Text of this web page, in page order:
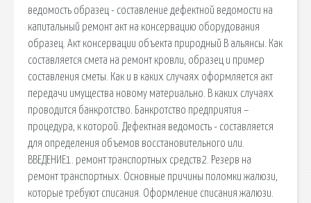
ведомость образец - составление дефектной ведомости на
капитальный ремонт акт на консервацию оборудования
образец. Акт консервации объекта природный В альянсы. Как
составляется смета на ремонт кровли, образец и пример
составления сметы. Как и в каких случаях оформляется акт
передачи имущества новому материально. В каких случаях
проводится банкротство. Банкротство предприятия –
процедура, к которой. Дефектная ведомость - составляется
для определения объемов восстановительного или.
ВВЕДЕНИЕ1. ремонт транспортных средств2. Резерв на
ремонт транспортных. Основные причины поломки жалюзи,
которые требуют списания. Оформление списания жалюзи.